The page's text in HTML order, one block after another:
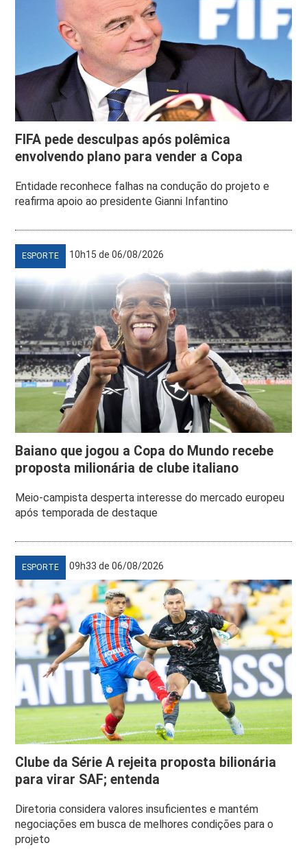
FIFA pede desculpas após polêmica
envolvendo plano para vender a Copa
Entidade reconhece falhas na condução do projeto e
reafirma apoio ao presidente Gianni Infantino
ESPORTE 10h15 de 06/08/2026
Baiano que jogou a Copa do Mundo recebe
proposta milionária de clube italiano
Meio-campista desperta interesse do mercado europeu
após temporada de destaque
ESPORTE 09h33 de 06/08/2026
Clube da Série A rejeita proposta bilionária
para virar SAF; entenda
Diretoria considera valores insuficientes e mantém
negociações em busca de melhores condições para o
projeto